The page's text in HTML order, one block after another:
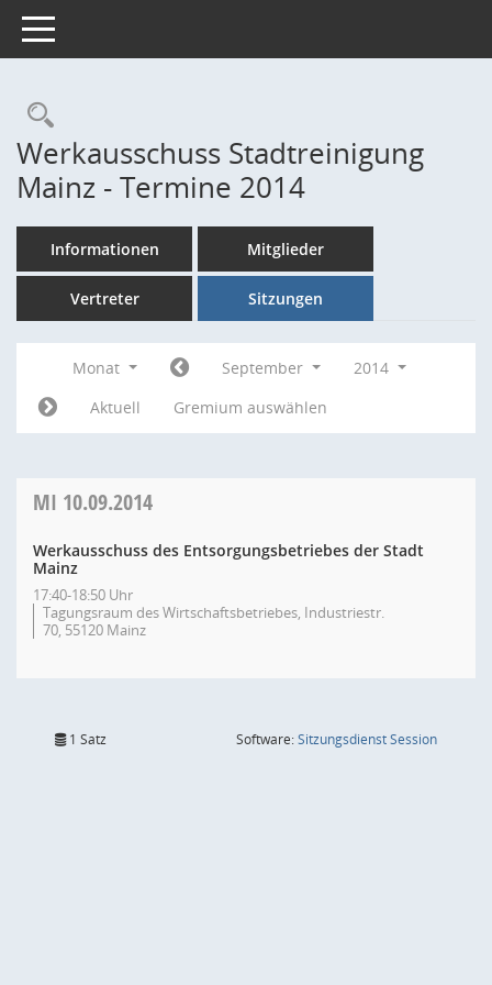
Toggle navigation
Rechercheauswahl
Werkausschuss Stadtreinigung
Mainz - Termine 2014
Informationen Mitglieder
Vertreter Sitzungen
Monat September
2014
Aktuell
Gremium auswählen
MI 10.09.2014
Werkausschuss des Entsorgungsbetriebes der Stadt
Mainz
17:40-18:50 Uhr
Tagungsraum des Wirtschaftsbetriebes, Industriestr.
70, 55120 Mainz
1 Satz Software:SitzungsdienstSession(Wird in